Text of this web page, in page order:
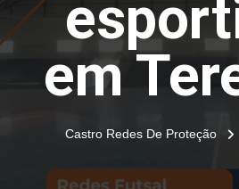
em
Castro Redes De Proteção